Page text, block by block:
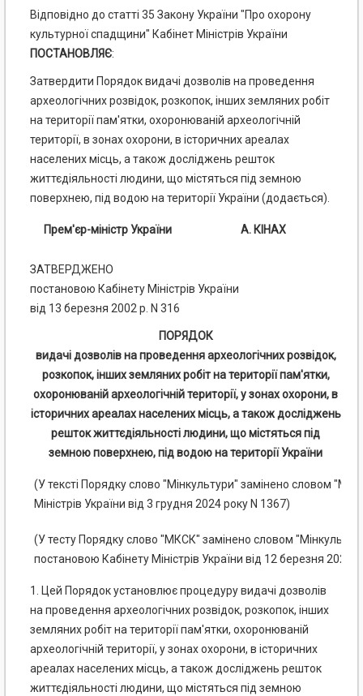
Відповідно до статті 35 Закону України "Про охорону
культурної спадщини" Кабінет Міністрів України
ПОСТАНОВЛЯЄ:
Затвердити Порядок видачі дозволів на проведення
археологічних розвідок, розкопок, інших земляних робіт
на території пам'ятки, охоронюваній археологічній
території, в зонах охорони, в історичних ареалах
населених місць, а також досліджень решток
життєдіяльності людини, що містяться під земною
поверхнею, під водою на території України (додається).
Прем'єр-міністр України А. КІНАХ
ЗАТВЕРДЖЕНО
постановою Кабінету Міністрів України
від 13 березня 2002 р. N 316
ПОРЯДОК
видачі дозволів на проведення археологічних розвідок,
розкопок, інших земляних робіт на території пам'ятки,
охоронюваній археологічній території, у зонах охорони, в
історичних ареалах населених місць, а також досліджень
решток життєдіяльності людини, що містяться під
земною поверхнею, під водою на території України
(У тексті Порядку слово "Мінкультури" замінено словом
Міністрів України від 3 грудня 2024 року N 1367)
(У тесту Порядку слово "МКСК" замінено словом "Мінкульт" у
постановою Кабінету Міністрів України від 12 березня 2026
1. Цей Порядок установлює процедуру видачі дозволів
на проведення археологічних розвідок, розкопок, інших
земляних робіт на території пам'ятки, охоронюваній
археологічній території, у зонах охорони, в історичних
ареалах населених місць, а також досліджень решток
життєдіяльності людини, що містяться під земною